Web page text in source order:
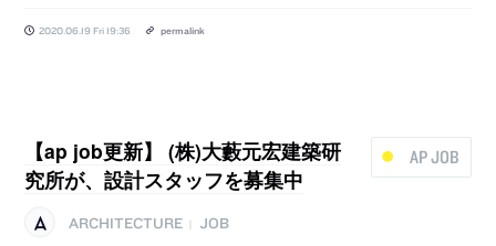
2020.06.19 Fri 19:36 permalink
AP JOB
【ap job更新】 (株)大藪元宏建築研
究所が、設計スタッフを募集中
ARCHITECTURE
JOB